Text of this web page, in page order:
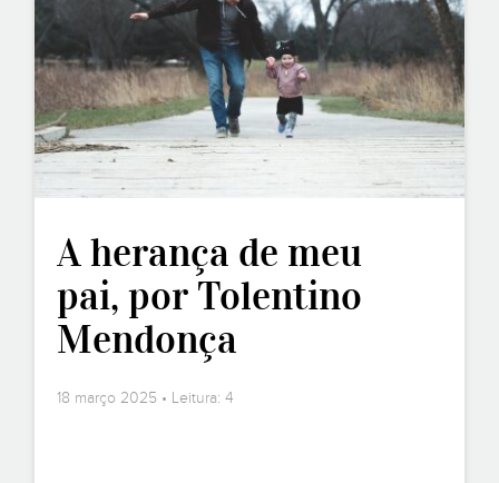
A herança de meu
pai, por Tolentino
Mendonça
18 março 2025 • Leitura: 4